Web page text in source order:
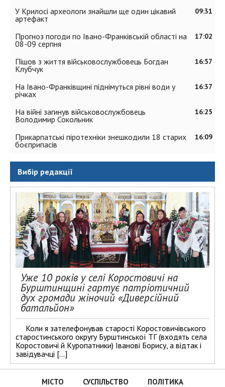
09:31
У Крилосі археологи знайшли ще один цікавий
артефакт
17:02
Прогноз погоди по Івано-Франківській області на
08-09 серпня
16:57
Пішов з життя військовослужбовець Богдан
Клубчук
16:37
На Івано-Франківщині піднімуться рівні води у
річках
16:25
На війні загинув військовослужбовець
Володимир Сокольник
16:09
Прикарпатські піротехніки знешкодили 18 старих
боєприпасів
Вибір редакції
Уже 10 років у селі Коростовичі на
Бурштинщині гартує патріотичний
дух громади жіночий «Диверсійний
батальйон»
Коли я зателефонував старості Коростовичівського
старостинського округу Бурштинської ТГ (входять села
Коростовичі й Куропатники) Іванові Борису, а відтак і
завідувачці […]
МІСТО СУСПІЛЬСТВО ПОЛІТИКА